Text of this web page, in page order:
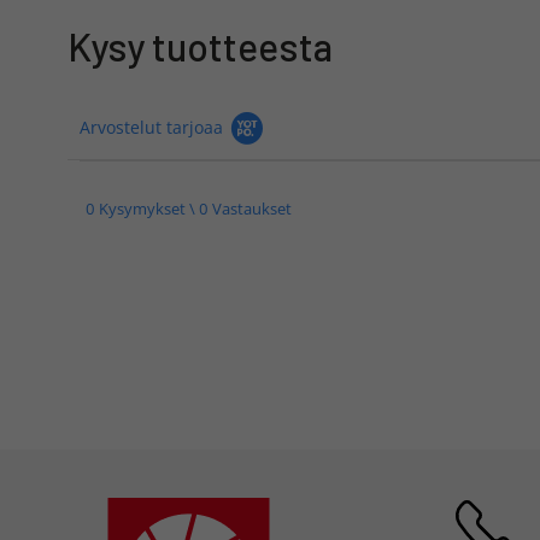
Kysy tuotteesta
Arvostelut tarjoaa
0 Kysymykset \ 0 Vastaukset